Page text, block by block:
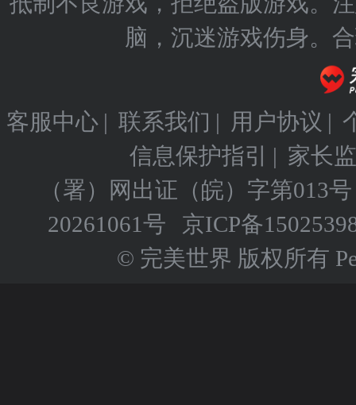
脑，沉迷游戏伤身。
客服中心 | 联系我们 | 用户协议 |
信息保护指引
| 家长
（署）网出证（皖）字第013号
20261061号
京ICP备
© 完美世界 版权所有